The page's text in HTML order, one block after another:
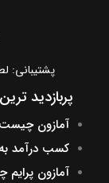
پشتیبانی:
پربازدید
آمازون
کسب درآمد به
آمازون